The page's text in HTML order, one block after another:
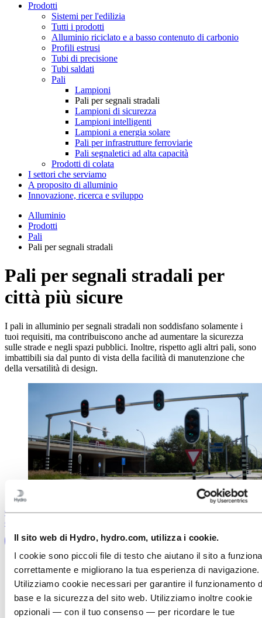
Il sito web di Hydro, hydro.com, utilizza i cookie.
I cookie sono piccoli file di testo che aiutano il sito a
correttamente e migliorano la tua esperienza di navigazione.
Utilizziamo cookie necessari per garantire il funzionamento
base e la sicurezza del sito web. Utilizziamo inoltre cookie
opzionali — con il tuo consenso — per ricordare le tue
Prodotti
Sistemi per l'edilizia
Tutti i prodotti
Alluminio riciclato e a basso contenuto di carbonio
Profili estrusi
Tubi di precisione
Tubi saldati
Pali
Lampioni
Pali per segnali stradali
Lampioni di sicurezza
Lampioni intelligenti
Lampioni a energia solare
Pali per infrastrutture ferroviarie
Pali segnaletici ad alta capacità
Prodotti di colata
I settori che serviamo
A proposito di alluminio
Innovazione, ricerca e sviluppo
Alluminio
Prodotti
Pali
Pali per segnali stradali
Pali per segnali stradali per
città più sicure
I pali in alluminio per segnali stradali non soddisfano solamente i
tuoi requisiti, ma contribuiscono anche ad aumentare la sicurezza
sulle strade e negli spazi pubblici. Inoltre, rispetto agli altri pali, sono
imbattibili sia dal punto di vista della facilità di manutenzione che
della versatilità di design.
Contattaci oggi stesso per valutare il tuo progetto con uno dei nostri
esperti